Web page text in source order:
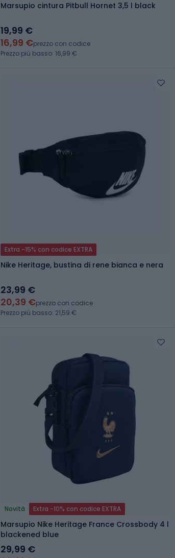
Marsupio cintura Pitbull Hornet 3,5 l black
19,99 €
16,99 €prezzo con codice
Prezzo più basso: 16,99 €
Extra -15% con codice EXTRA
Nike Heritage, bustina di rene bianca e nera
23,99 €
20,39 €prezzo con codice
Prezzo più basso: 21,59 €
Novità Extra -10% con codice EXTRA
Marsupio Nike Heritage France Crossbody 4 l
blackened blue
29,99 €